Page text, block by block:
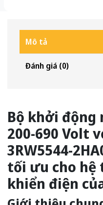
Mô tả
Đánh giá (0)
Bộ khởi động
200-690 Volt
3RW5544-
tối ưu cho hệ
khiển điện